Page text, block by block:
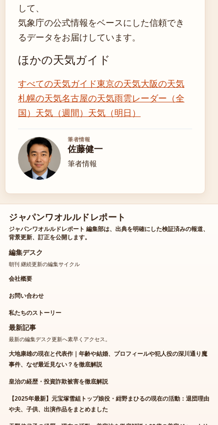
して、
気象庁の公式情報をベースにした信頼でき
るデータをお届けしています。
ほかの天気ガイド
すべての天気ガイド東京の天気大阪の天気
札幌の天気名古屋の天気雨雲レーダー（全
国） 天気（週間） 天気（明日）
筆者情報
佐藤健一
筆者情報
ジャパンワオルルドレポート
ジャパンワオルルドレポート 編集部は、出典を明確にした検証済みの報道、
背景更新、訂正を公開します。
編集デスク
朝刊 継続更新の編集サイクル
会社概要
お問い合わせ
私たちのストーリー
最新記事
最新の編集デスク更新へ素早くアクセス。
大地康雄の現在と代表作｜年齢や結婚、プロフィールや犯人役の深川通り魔
事件、なぜ最近見ない？を徹底解説
皇治の経歴・投資詐欺被害を徹底解説
【2025年最新】元宝塚雪組トップ娘役・紺野まひるの現在の活動：退団理由
や夫、子供、出演作品をまとめました